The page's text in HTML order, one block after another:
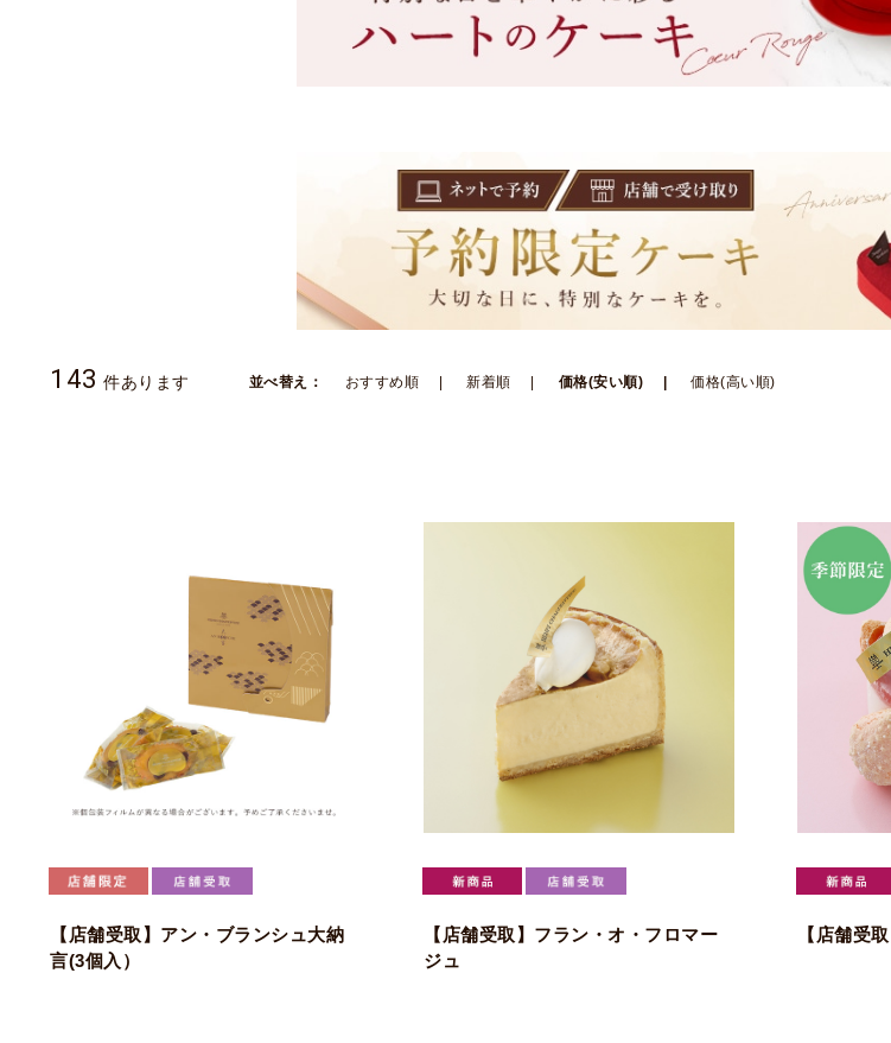
143 件あります 並べ替え： おすすめ順 新着順 価格(安い順) 価格(高い順)
【店舗受取】アン・ブランシュ大納
言(3個入）
【店舗受取】フラン・オ・フロマー
ジュ
【店舗受